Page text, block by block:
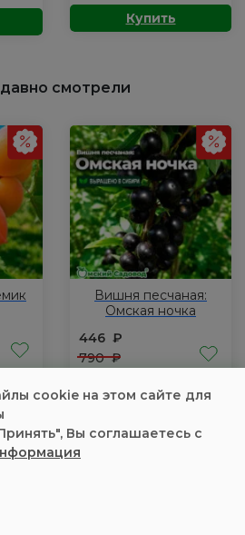
Клематис:Купить
смотрели
Вишня песчаная:
Омская ночка
446 ₽
790₽
Количество
Вишня
песчаная:
Купить
cookie на этом сайте для
Вы соглашаетесь с